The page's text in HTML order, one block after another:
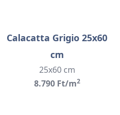
Calacatta Grigio 25x60
cm
25x60 cm
8.790 Ft/m2